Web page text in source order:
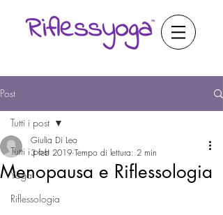
Post
Tutti i post
Yoga
Riflessologia
Tutti i post
Menopausa e Riflessologia
Giulia Di Leo
3 feb 2019 Tempo di lettura: 2 min